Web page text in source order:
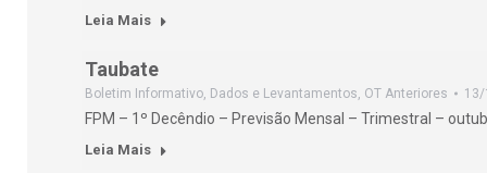
Leia Mais
Taubate
Boletim Informativo, Dados e Levantamentos, OT Anteriores
FPM – 1º Decêndio – Previsão Mensal – Trimestral –
Leia Mais